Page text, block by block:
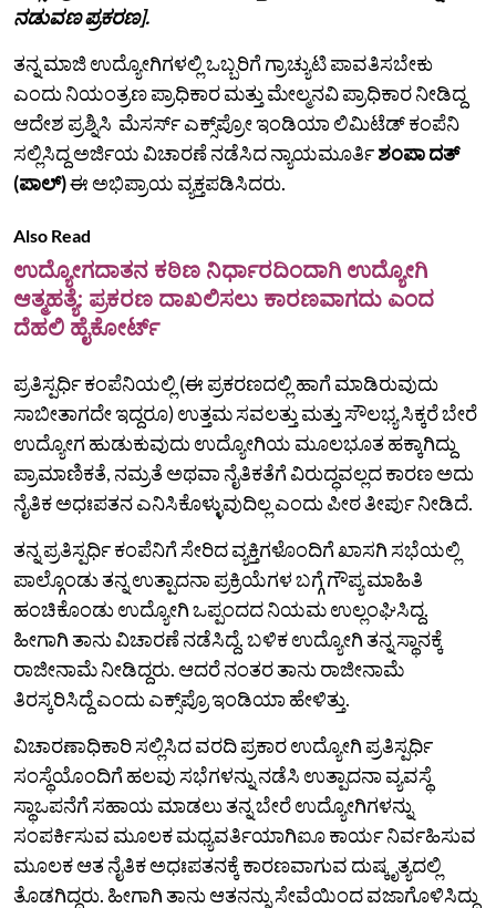
ನಡುವಣ ಪ್ರಕರಣ].
ತನ್ನ ಮಾಜಿ ಉದ್ಯೋಗಿಗಳಲ್ಲಿ ಒಬ್ಬರಿಗೆ ಗ್ರಾಚ್ಯುಟಿ ಪಾವತಿಸಬೇಕು
ಎಂದು ನಿಯಂತ್ರಣ ಪ್ರಾಧಿಕಾರ ಮತ್ತು ಮೇಲ್ಮನವಿ ಪ್ರಾಧಿಕಾರ ನೀಡಿದ್ದ
ಆದೇಶ ಪ್ರಶ್ನಿಸಿ ಮೆಸರ್ಸ್ ಎಕ್ಸ್‌ಪ್ರೋ ಇಂಡಿಯಾ ಲಿಮಿಟೆಡ್ ಕಂಪೆನಿ
ಸಲ್ಲಿಸಿದ್ದ ಅರ್ಜಿಯ ವಿಚಾರಣೆ ನಡೆಸಿದ ನ್ಯಾಯಮೂರ್ತಿಶಂಪಾ ದತ್
(ಪಾಲ್)ಈ ಅಭಿಪ್ರಾಯ ವ್ಯಕ್ತಪಡಿಸಿದರು.
Also Read
ಉದ್ಯೋಗದಾತನ ಕಠಿಣ ನಿರ್ಧಾರದಿಂದಾಗಿ ಉದ್ಯೋಗಿ
ಆತ್ಮಹತ್ಯೆ: ಪ್ರಕರಣ ದಾಖಲಿಸಲು ಕಾರಣವಾಗದು ಎಂದ
ದೆಹಲಿ ಹೈಕೋರ್ಟ್
ಪ್ರತಿಸ್ಪರ್ಧಿ ಕಂಪೆನಿಯಲ್ಲಿ (ಈ ಪ್ರಕರಣದಲ್ಲಿ ಹಾಗೆ ಮಾಡಿರುವುದು
ಸಾಬೀತಾಗದೇ ಇದ್ದರೂ) ಉತ್ತಮ ಸವಲತ್ತು ಮತ್ತು ಸೌಲಭ್ಯ ಸಿಕ್ಕರೆ ಬೇರೆ
ಉದ್ಯೋಗ ಹುಡುಕುವುದು ಉದ್ಯೋಗಿಯ ಮೂಲಭೂತ ಹಕ್ಕಾಗಿದ್ದು
ಪ್ರಾಮಾಣಿಕತೆ, ನಮ್ರತೆ ಅಥವಾ ನೈತಿಕತೆಗೆ ವಿರುದ್ಧವಲ್ಲದ ಕಾರಣ ಅದು
ನೈತಿಕ ಅಧಃಪತನ ಎನಿಸಿಕೊಳ್ಳುವುದಿಲ್ಲ ಎಂದು ಪೀಠ ತೀರ್ಪು ನೀಡಿದೆ.
ತನ್ನ ಪ್ರತಿಸ್ಪರ್ಧಿ ಕಂಪೆನಿಗೆ ಸೇರಿದ ವ್ಯಕ್ತಿಗಳೊಂದಿಗೆ ಖಾಸಗಿ ಸಭೆಯಲ್ಲಿ
ಪಾಲ್ಗೊಂಡು ತನ್ನ ಉತ್ಪಾದನಾ ಪ್ರಕ್ರಿಯೆಗಳ ಬಗ್ಗೆ ಗೌಪ್ಯ ಮಾಹಿತಿ
ಹಂಚಿಕೊಂಡು ಉದ್ಯೋಗಿ ಒಪ್ಪಂದದ ನಿಯಮ ಉಲ್ಲಂಘಿಸಿದ್ದ.
ಹೀಗಾಗಿ ತಾನು ವಿಚಾರಣೆ ನಡೆಸಿದ್ದೆ. ಬಳಿಕ ಉದ್ಯೋಗಿ ತನ್ನ ಸ್ಥಾನಕ್ಕೆ
ರಾಜೀನಾಮೆ ನೀಡಿದ್ದರು. ಆದರೆ ನಂತರ ತಾನು ರಾಜೀನಾಮೆ
ತಿರಸ್ಕರಿಸಿದ್ದೆ ಎಂದು ಎಕ್ಸ್‌ಪ್ರೊ ಇಂಡಿಯಾ ಹೇಳಿತ್ತು.
ವಿಚಾರಣಾಧಿಕಾರಿ ಸಲ್ಲಿಸಿದ ವರದಿ ಪ್ರಕಾರ ಉದ್ಯೋಗಿ ಪ್ರತಿಸ್ಪರ್ಧಿ
ಸಂಸ್ಥೆಯೊಂದಿಗೆ ಹಲವು ಸಭೆಗಳನ್ನು ನಡೆಸಿ ಉತ್ಪಾದನಾ ವ್ಯವಸ್ಥೆ
ಸ್ಥಾಒಪನೆಗೆ ಸಹಾಯ ಮಾಡಲು ತನ್ನ ಬೇರೆ ಉದ್ಯೋಗಿಗಳನ್ನು
ಸಂಪರ್ಕಿಸುವ ಮೂಲಕ ಮಧ್ಯವರ್ತಿಯಾಗಿಐೂ ಕಾರ್ಯ ನಿರ್ವಹಿಸುವ
ಮೂಲಕ ಆತ ನೈತಿಕ ಅಧಃಪತನಕ್ಕೆ ಕಾರಣವಾಗುವ ದುಷ್ಕೃತ್ಯದಲ್ಲಿ
ತೊಡಗಿದ್ದರು. ಹೀಗಾಗಿ ತಾನು ಆತನನ್ನು ಸೇವೆಯಿಂದ ವಜಾಗೊಳಿಸಿದ್ದು